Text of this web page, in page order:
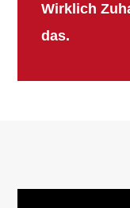
Wirklich
das.